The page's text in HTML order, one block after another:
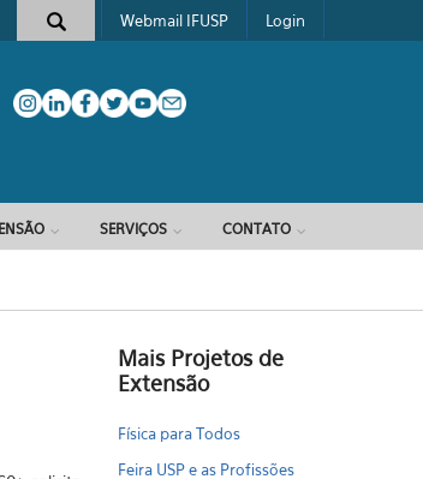
Webmail IFUSP Login
SERVIÇOS CONTATO
Mais Projetos de
Extensão
Física para Todos
Feira USP e as Profissões